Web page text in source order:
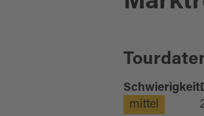
Schwierigkeit
mittel